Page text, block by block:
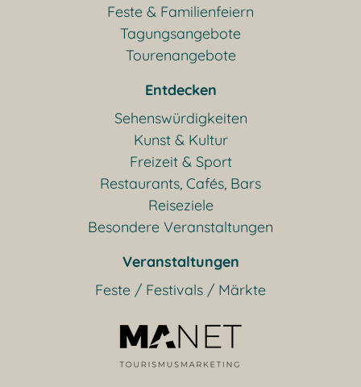
Feste & Familienfeiern
Tagungsangebote
Tourenangebote
Entdecken
Sehenswürdigkeiten
Kunst & Kultur
Freizeit & Sport
Restaurants, Cafés, Bars
Reiseziele
Besondere Veranstaltungen
Veranstaltungen
Feste / Festivals / Märkte